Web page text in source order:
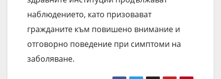
наблюдението, като призовават
гражданите към повишено внимание и
отговорно поведение при симптоми на
заболяване.